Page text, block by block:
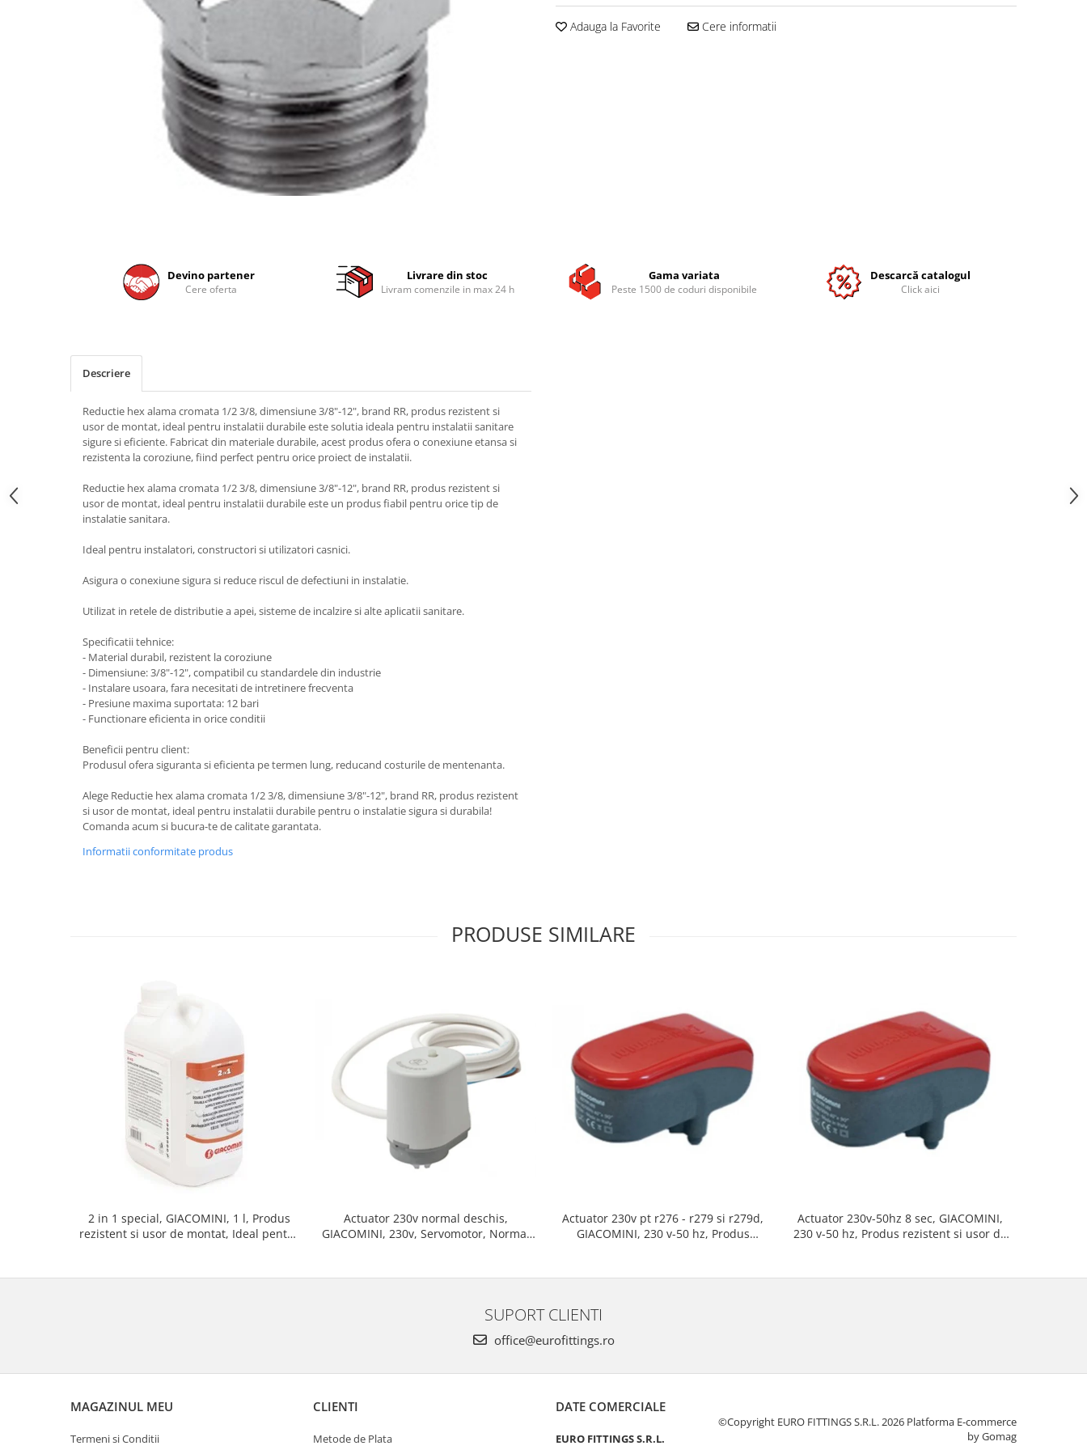
Adauga la Favorite Cere informatii
Devino partener
Cere oferta
Livrare din stoc
Livram comenzile in max 24 h
Gama variata
Peste 1500 de coduri disponibile
Descarcă catalogul
Click aici
Descriere
Reductie hex alama cromata 1/2 3/8, dimensiune 3/8"-12", brand RR, produs rezistent si
usor de montat, ideal pentru instalatii durabile este solutia ideala pentru instalatii sanitare
sigure si eficiente. Fabricat din materiale durabile, acest produs ofera o conexiune etansa si
rezistenta la coroziune, fiind perfect pentru orice proiect de instalatii.
Reductie hex alama cromata 1/2 3/8, dimensiune 3/8"-12", brand RR, produs rezistent si
usor de montat, ideal pentru instalatii durabile este un produs fiabil pentru orice tip de
instalatie sanitara.
Ideal pentru instalatori, constructori si utilizatori casnici.
Asigura o conexiune sigura si reduce riscul de defectiuni in instalatie.
Utilizat in retele de distributie a apei, sisteme de incalzire si alte aplicatii sanitare.
Specificatii tehnice:
- Material durabil, rezistent la coroziune
- Dimensiune: 3/8"-12", compatibil cu standardele din industrie
- Instalare usoara, fara necesitati de intretinere frecventa
- Presiune maxima suportata: 12 bari
- Functionare eficienta in orice conditii
Beneficii pentru client:
Produsul ofera siguranta si eficienta pe termen lung, reducand costurile de mentenanta.
Alege Reductie hex alama cromata 1/2 3/8, dimensiune 3/8"-12", brand RR, produs rezistent
si usor de montat, ideal pentru instalatii durabile pentru o instalatie sigura si durabila!
Comanda acum si bucura-te de calitate garantata.
Informatii conformitate produs
PRODUSE SIMILARE
2 in 1 special, GIACOMINI, 1 l, Produs
rezistent si usor de montat, Ideal pentru
Actuator 230v normal deschis,
GIACOMINI, 230v, Servomotor, Normal
Actuator 230v pt r276 - r279 si r279d,
GIACOMINI, 230 v-50 hz, Produs
Actuator 230v-50hz 8 sec, GIACOMINI,
230 v-50 hz, Produs rezistent si usor de
SUPORT CLIENTI
office@eurofittings.ro
MAGAZINUL MEU
Termeni si Conditii
CLIENTI
Metode de Plata
DATE COMERCIALE
EURO FITTINGS S.R.L.
©Copyright EURO FITTINGS S.R.L. 2026 Platforma E-commerce
by Gomag